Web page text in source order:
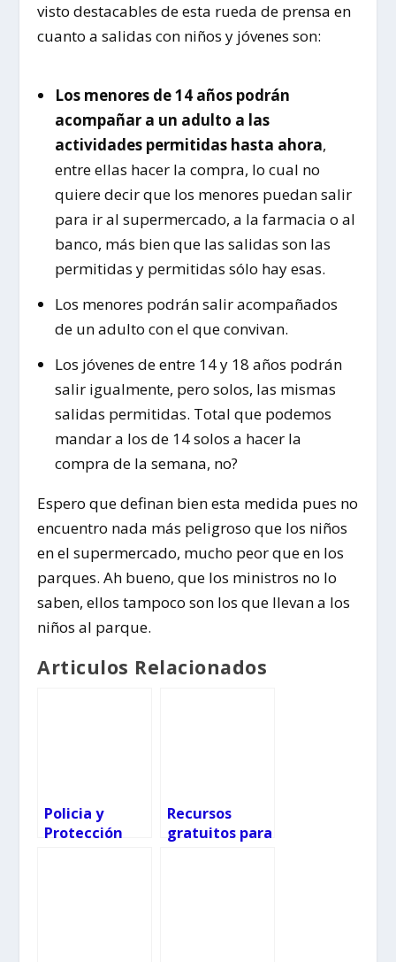
visto destacables de esta rueda de prensa en
cuanto a salidas con niños y jóvenes son:
Los menores de 14 años podrán
acompañar a un adulto a las
actividades permitidas hasta ahora,
entre ellas hacer la compra, lo cual no
quiere decir que los menores puedan salir
para ir al supermercado, a la farmacia o al
banco, más bien que las salidas son las
permitidas y permitidas sólo hay esas.
Los menores podrán salir acompañados
de un adulto con el que convivan.
Los jóvenes de entre 14 y 18 años podrán
salir igualmente, pero solos, las mismas
salidas permitidas. Total que podemos
mandar a los de 14 solos a hacer la
compra de la semana, no?
Espero que definan bien esta medida pues no
encuentro nada más peligroso que los niños
en el supermercado, mucho peor que en los
parques. Ah bueno, que los ministros no lo
saben, ellos tampoco son los que llevan a los
niños al parque.
Articulos Relacionados
Policia y
Protección
Recursos
gratuitos para